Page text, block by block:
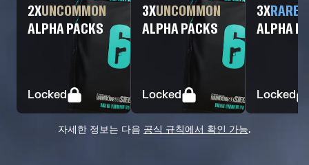
2XUNCOMMON
ALPHA PACKS
Locked
3XUNCOMMON
ALPHA PACKS
Locked
3XRARE
ALPHA
Locked
자세한 정보는 다음 공식 규칙에서 확인 가능.